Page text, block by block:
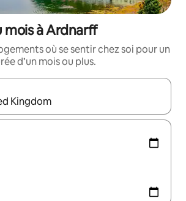
mois à Ardnarff
où se sentir chez soi pour un
d’un mois ou plus.
sont affichés, parcourez-les en utilisant